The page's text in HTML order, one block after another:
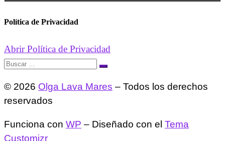
Política de Privacidad
Abrir Política de Privacidad
Buscar
Buscar
© 2026 Olga Lava Mares – Todos los derechos
reservados
Funciona con WP – Diseñado con el Tema
Customizr